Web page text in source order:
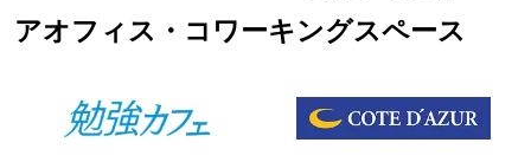
アオフィス・コワーキングスペース